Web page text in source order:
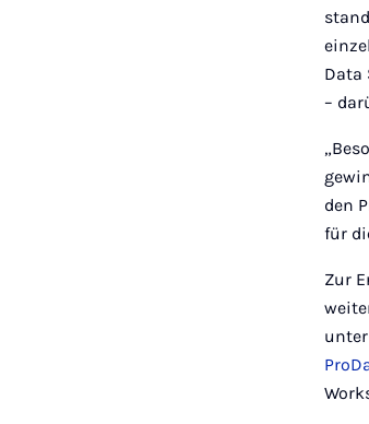
Data
–
den
für
Zur
unter